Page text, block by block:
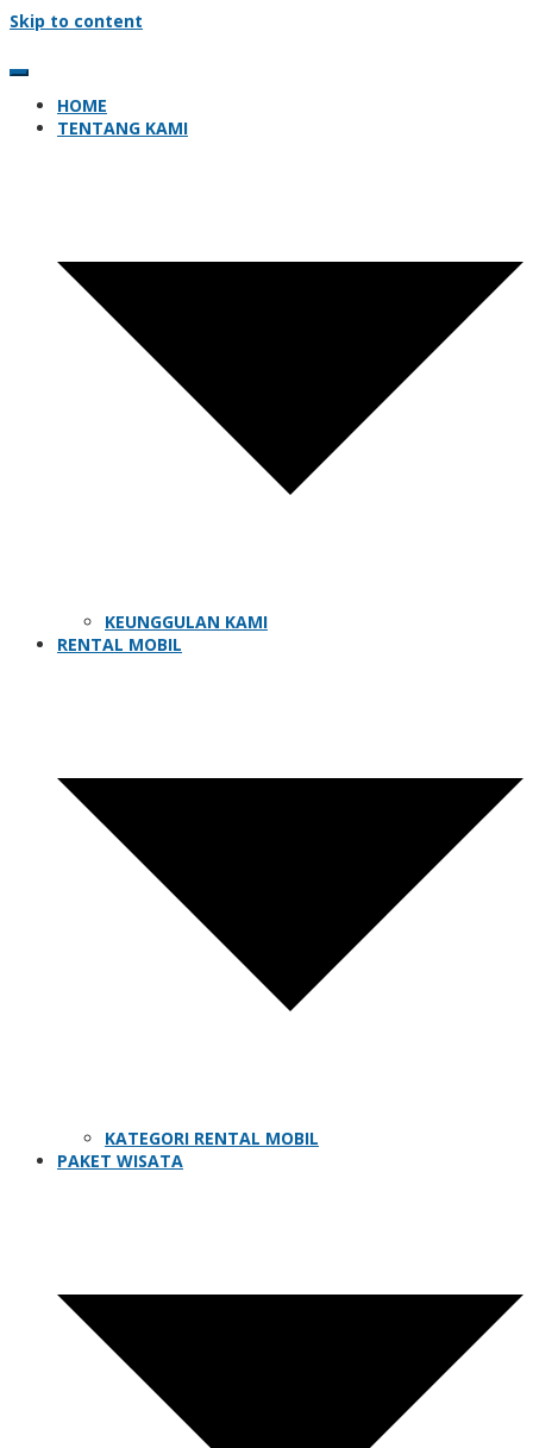
Skip to content
HOME
TENTANG KAMI
KEUNGGULAN KAMI
RENTAL MOBIL
KATEGORI RENTAL MOBIL
PAKET WISATA